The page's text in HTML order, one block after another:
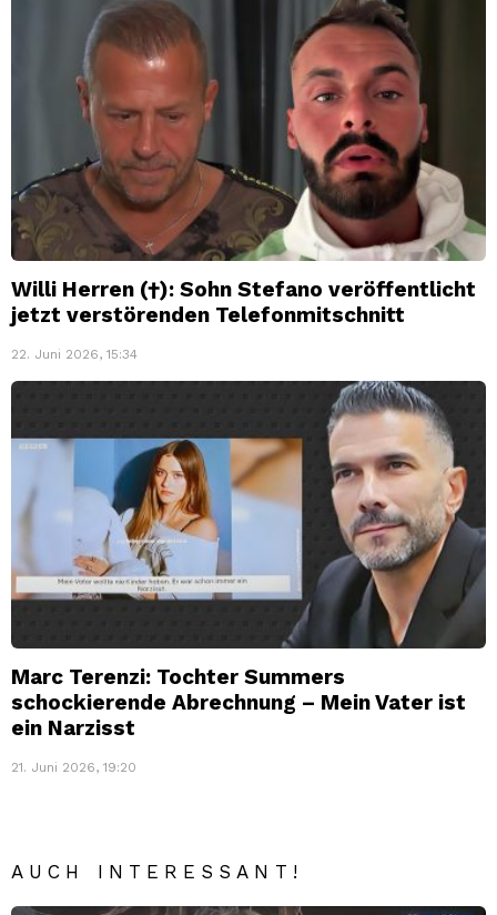
Willi Herren (†): Sohn Stefano veröffentlicht
jetzt verstörenden Telefonmitschnitt
22. Juni 2026, 15:34
Marc Terenzi: Tochter Summers
schockierende Abrechnung – Mein Vater ist
ein Narzisst
21. Juni 2026, 19:20
AUCH INTERESSANT!